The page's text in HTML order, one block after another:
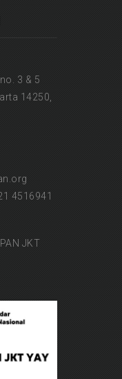
3 & 5
14250,
4516941
JKT